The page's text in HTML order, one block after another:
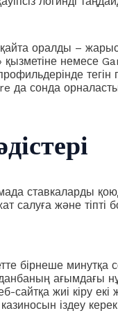
оралды –
немесе
тегін
да сонда
ставкаларды
салуға және
бірнеше
ағымдағы
жиі кіру екі
іздеу